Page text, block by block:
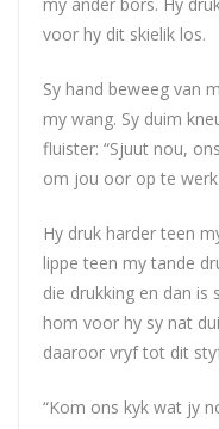
voor hy dit skielik los.
Sy hand beweeg van
my wang. Sy duim
fluister: “Sjuut nou,
om jou oor op te werk
Hy druk harder teen
lippe teen my tande
die drukking en dan
hom voor hy sy nat
daaroor vryf tot dit
“Kom ons kyk wat jy